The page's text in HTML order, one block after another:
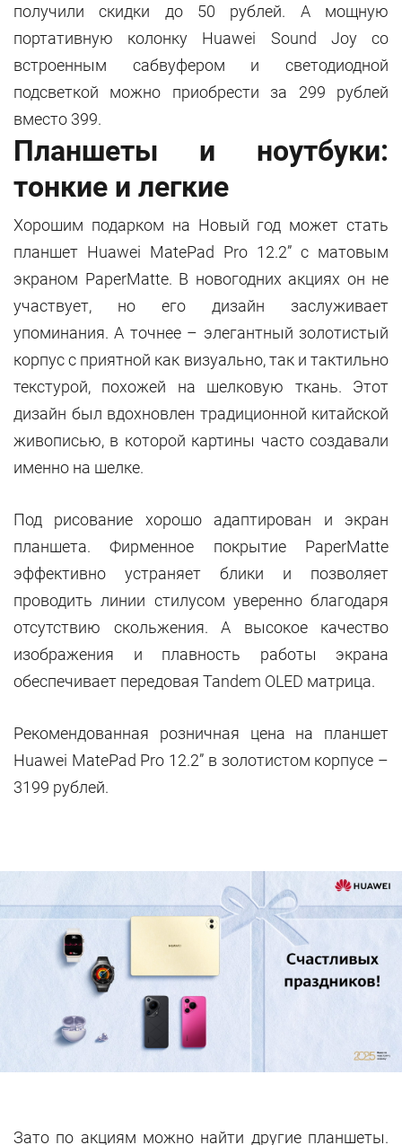
получили скидки до 50 рублей. А мощную
портативную колонку Huawei Sound Joy со
встроенным сабвуфером и светодиодной
подсветкой можно приобрести за 299 рублей
вместо 399.
Планшеты и ноутбуки:
тонкие и легкие
Хорошим подарком на Новый год может стать
планшет Huawei MatePad Pro 12.2” с матовым
экраном PaperMatte. В новогодних акциях он не
участвует, но его дизайн заслуживает
упоминания. А точнее – элегантный золотистый
корпус с приятной как визуально, так и тактильно
текстурой, похожей на шелковую ткань. Этот
дизайн был вдохновлен традиционной китайской
живописью, в которой картины часто создавали
именно на шелке.
Под рисование хорошо адаптирован и экран
планшета. Фирменное покрытие PaperMatte
эффективно устраняет блики и позволяет
проводить линии стилусом уверенно благодаря
отсутствию скольжения. А высокое качество
изображения и плавность работы экрана
обеспечивает передовая Tandem OLED матрица.
Рекомендованная розничная цена на планшет
Huawei MatePad Pro 12.2” в золотистом корпусе –
3199 рублей.
Зато по акциям можно найти другие планшеты.